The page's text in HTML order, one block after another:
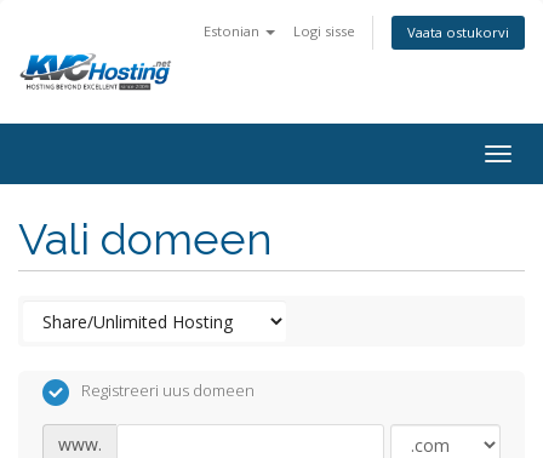
Estonian Logi sisse Vaata ostukorvi
Vali domeen
Registreeri uus domeen
www.